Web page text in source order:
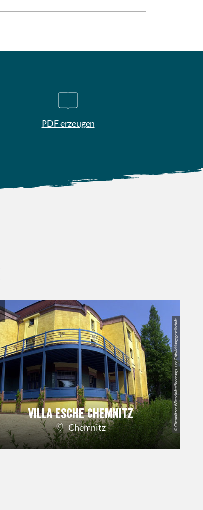
PDF erzeugen
Villa Esche Chemnitz
Chemnitz © Chemnitzer Wirtschaftsförderungs- und Entwicklungsgesellschaft